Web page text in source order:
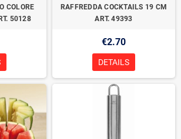
COLORE
50128
RAFFREDDA COCKTAILS 19 CM
ART. 49393
€2.70
DETAILS